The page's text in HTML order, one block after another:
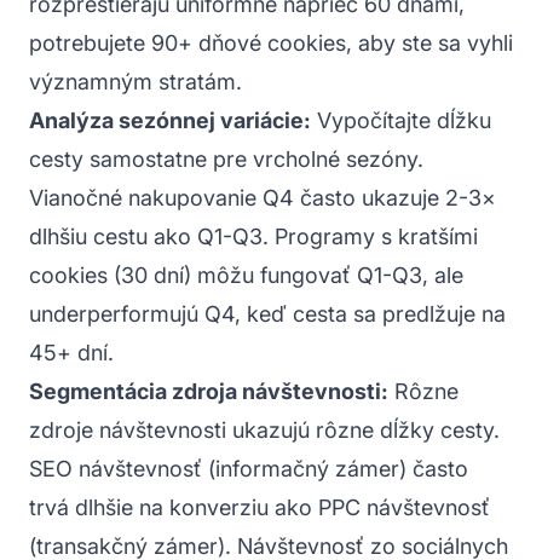
potrebujete 90+ dňové cookies, aby ste sa vyhli
významným stratám.
Analýza sezónnej variácie: Vypočítajte dĺžku
cesty samostatne pre vrcholné sezóny.
Vianočné nakupovanie Q4 často ukazuje 2-3×
dlhšiu cestu ako Q1-Q3. Programy s kratšími
cookies (30 dní) môžu fungovať Q1-Q3, ale
underperformujú Q4, keď cesta sa predlžuje na
45+ dní.
Segmentácia zdroja návštevnosti: Rôzne
zdroje návštevnosti ukazujú rôzne dĺžky cesty.
SEO návštevnosť (informačný zámer) často
trvá dlhšie na konverziu ako PPC návštevnosť
(transakčný zámer). Návštevnosť zo sociálnych